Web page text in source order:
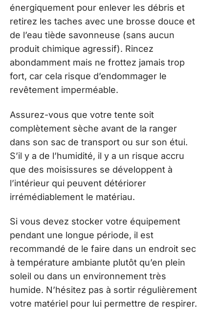
énergiquement pour enlever les débris et
retirez les taches avec une brosse douce et
de l’eau tiède savonneuse (sans aucun
produit chimique agressif). Rincez
abondamment mais ne frottez jamais trop
fort, car cela risque d’endommager le
revêtement imperméable.
Assurez-vous que votre tente soit
complètement sèche avant de la ranger
dans son sac de transport ou sur son étui.
S’il y a de l’humidité, il y a un risque accru
que des moisissures se développent à
l’intérieur qui peuvent détériorer
irrémédiablement le matériau.
Si vous devez stocker votre équipement
pendant une longue période, il est
recommandé de le faire dans un endroit sec
à température ambiante plutôt qu’en plein
soleil ou dans un environnement très
humide. N’hésitez pas à sortir régulièrement
votre matériel pour lui permettre de respirer.